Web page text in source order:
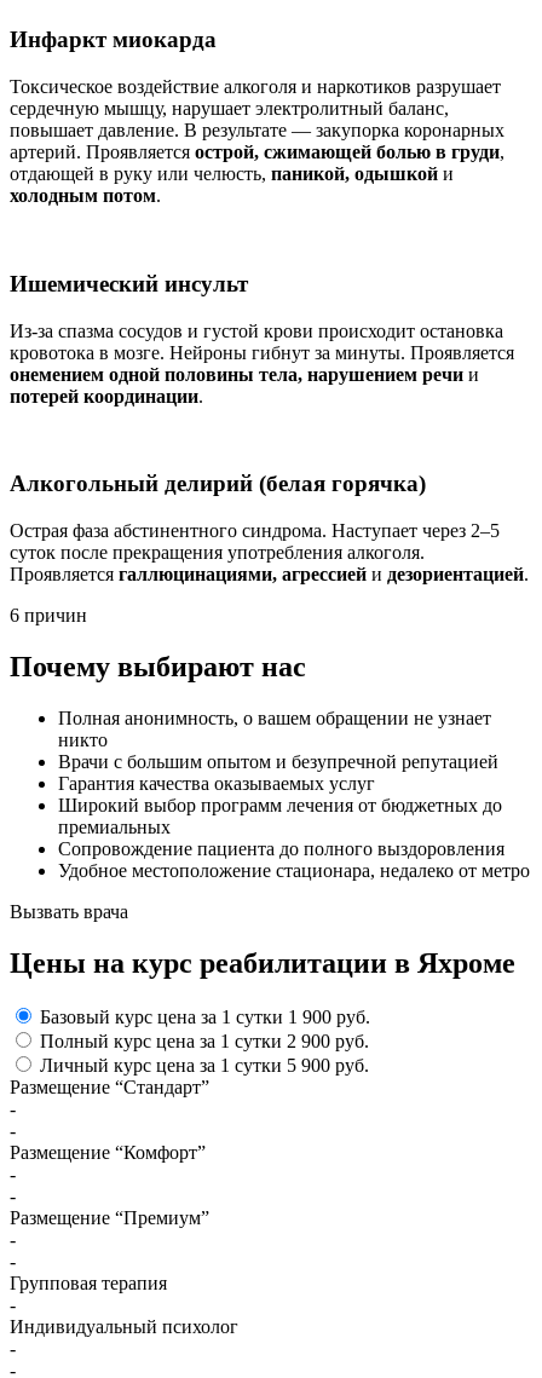
Инфаркт миокарда
Токсическое воздействие алкоголя и наркотиков разрушает
сердечную мышцу, нарушает электролитный баланс,
повышает давление. В результате — закупорка коронарных
артерий. Проявляется острой, сжимающей болью в груди,
отдающей в руку или челюсть, паникой, одышкой и
холодным потом.
Ишемический инсульт
Из-за спазма сосудов и густой крови происходит остановка
кровотока в мозге. Нейроны гибнут за минуты. Проявляется
онемением одной половины тела, нарушением речи и
потерей координации.
Алкогольный делирий (белая горячка)
Острая фаза абстинентного синдрома. Наступает через 2–5
суток после прекращения употребления алкоголя.
Проявляется галлюцинациями, агрессией и дезориентацией.
6 причин
Почему выбирают нас
Полная анонимность, о вашем обращении не узнает
никто
Врачи с большим опытом и безупречной репутацией
Гарантия качества оказываемых услуг
Широкий выбор программ лечения от бюджетных до
премиальных
Сопровождение пациента до полного выздоровления
Удобное местоположение стационара, недалеко от метро
Вызвать врача
Цены на курс реабилитации в Яхроме
Базовый курс цена за 1 сутки 1 900 руб.
Полный курс цена за 1 сутки 2 900 руб.
Личный курс цена за 1 сутки 5 900 руб.
Размещение “Стандарт”
-
-
Размещение “Комфорт”
-
-
Размещение “Премиум”
-
-
Групповая терапия
-
Индивидуальный психолог
-
-